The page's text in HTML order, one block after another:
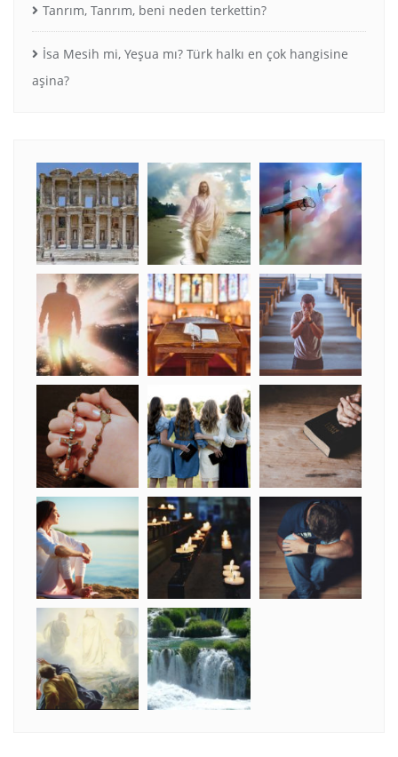
Tanrım, Tanrım, beni neden terkettin?
İsa Mesih mi, Yeşua mı? Türk halkı en çok hangisine
aşina?